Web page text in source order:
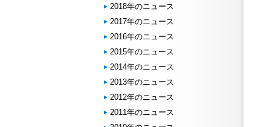
2018年のニュース
2017年のニュース
2016年のニュース
2015年のニュース
2014年のニュース
2013年のニュース
2012年のニュース
2011年のニュース